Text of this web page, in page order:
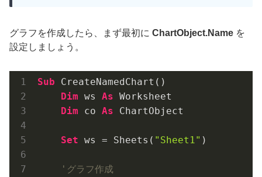
グラフを作成したら、まず最初に ChartObject.Name を
設定しましょう。
Sub CreateNamedChart()
Dim ws As Worksheet
Dim co As ChartObject
Set ws = Sheets( "Sheet1" )
'グラフ作成